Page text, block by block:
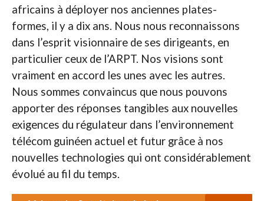
africains à déployer nos anciennes plates-
formes, il y a dix ans. Nous nous reconnaissons
dans l’esprit visionnaire de ses dirigeants, en
particulier ceux de l’ARPT. Nos visions sont
vraiment en accord les unes avec les autres.
Nous sommes convaincus que nous pouvons
apporter des réponses tangibles aux nouvelles
exigences du régulateur dans l’environnement
télécom guinéen actuel et futur grâce à nos
nouvelles technologies qui ont considérablement
évolué au fil du temps.